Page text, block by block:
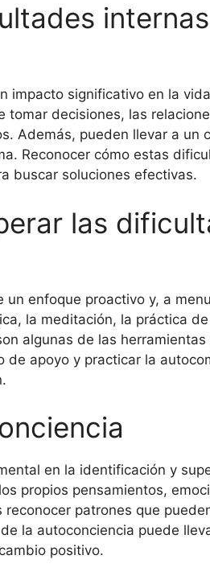
impacto significativo en la
decisiones, las
Además, pueden llevar a un
Reconocer cómo estas
buscar soluciones efectivas.
las
enfoque proactivo y, a
la meditación, la práctica
algunas de las herramientas
apoyo y practicar la
en la identificación y
propios pensamientos,
patrones que
la autoconciencia puede
positivo.